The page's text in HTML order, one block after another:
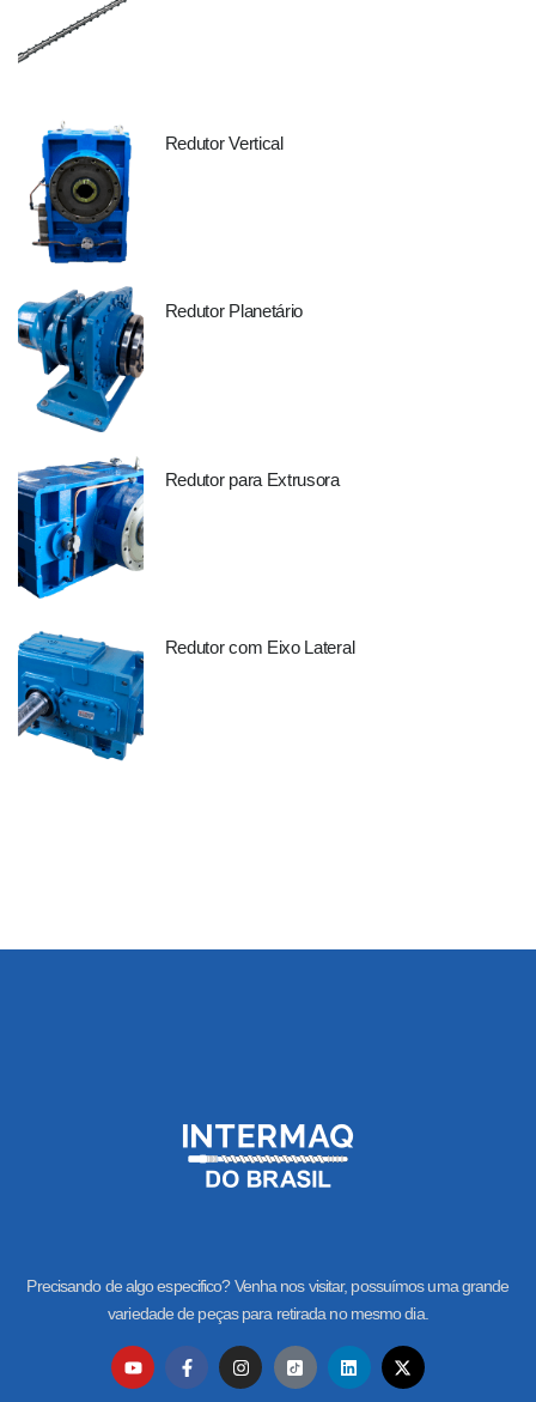
Redutor Vertical
Redutor Planetário
Redutor para Extrusora
Redutor com Eixo Lateral
Precisando de algo especifico? Venha nos visitar, possuímos uma grande
variedade de peças para retirada no mesmo dia.